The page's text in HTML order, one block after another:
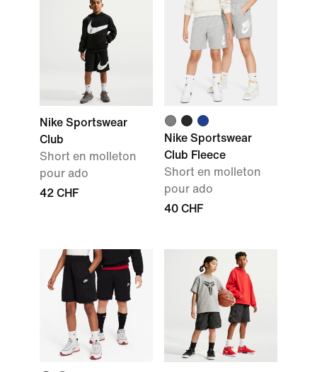
Nike Sportswear
Club
Short en molleton
pour ado
42 CHF
Nike Sportswear
Club Fleece
Short en molleton
pour ado
40 CHF